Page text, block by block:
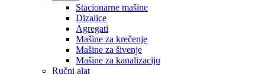
Stacionarne mašine
Dizalice
Agregati
Mašine za krečenje
Mašine za šivenje
Mašine za kanalizaciju
Ručni alat